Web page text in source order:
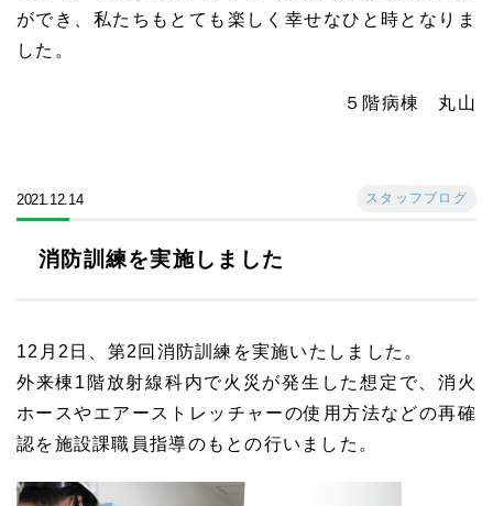
ができ、私たちもとても楽しく幸せなひと時となりま
した。
５階病棟 丸山
2021.12.14 スタッフブログ
消防訓練を実施しました
12月2日、第2回消防訓練を実施いたしました。
外来棟1階放射線科内で火災が発生した想定で、消火
ホースやエアーストレッチャーの使用方法などの再確
認を施設課職員指導のもとの行いました。